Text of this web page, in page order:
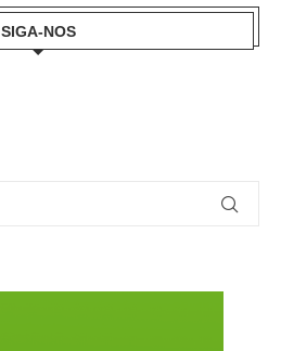
SIGA-NOS